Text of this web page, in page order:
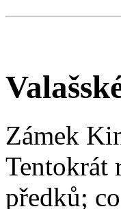
Zámek
Tentokrát
předků;